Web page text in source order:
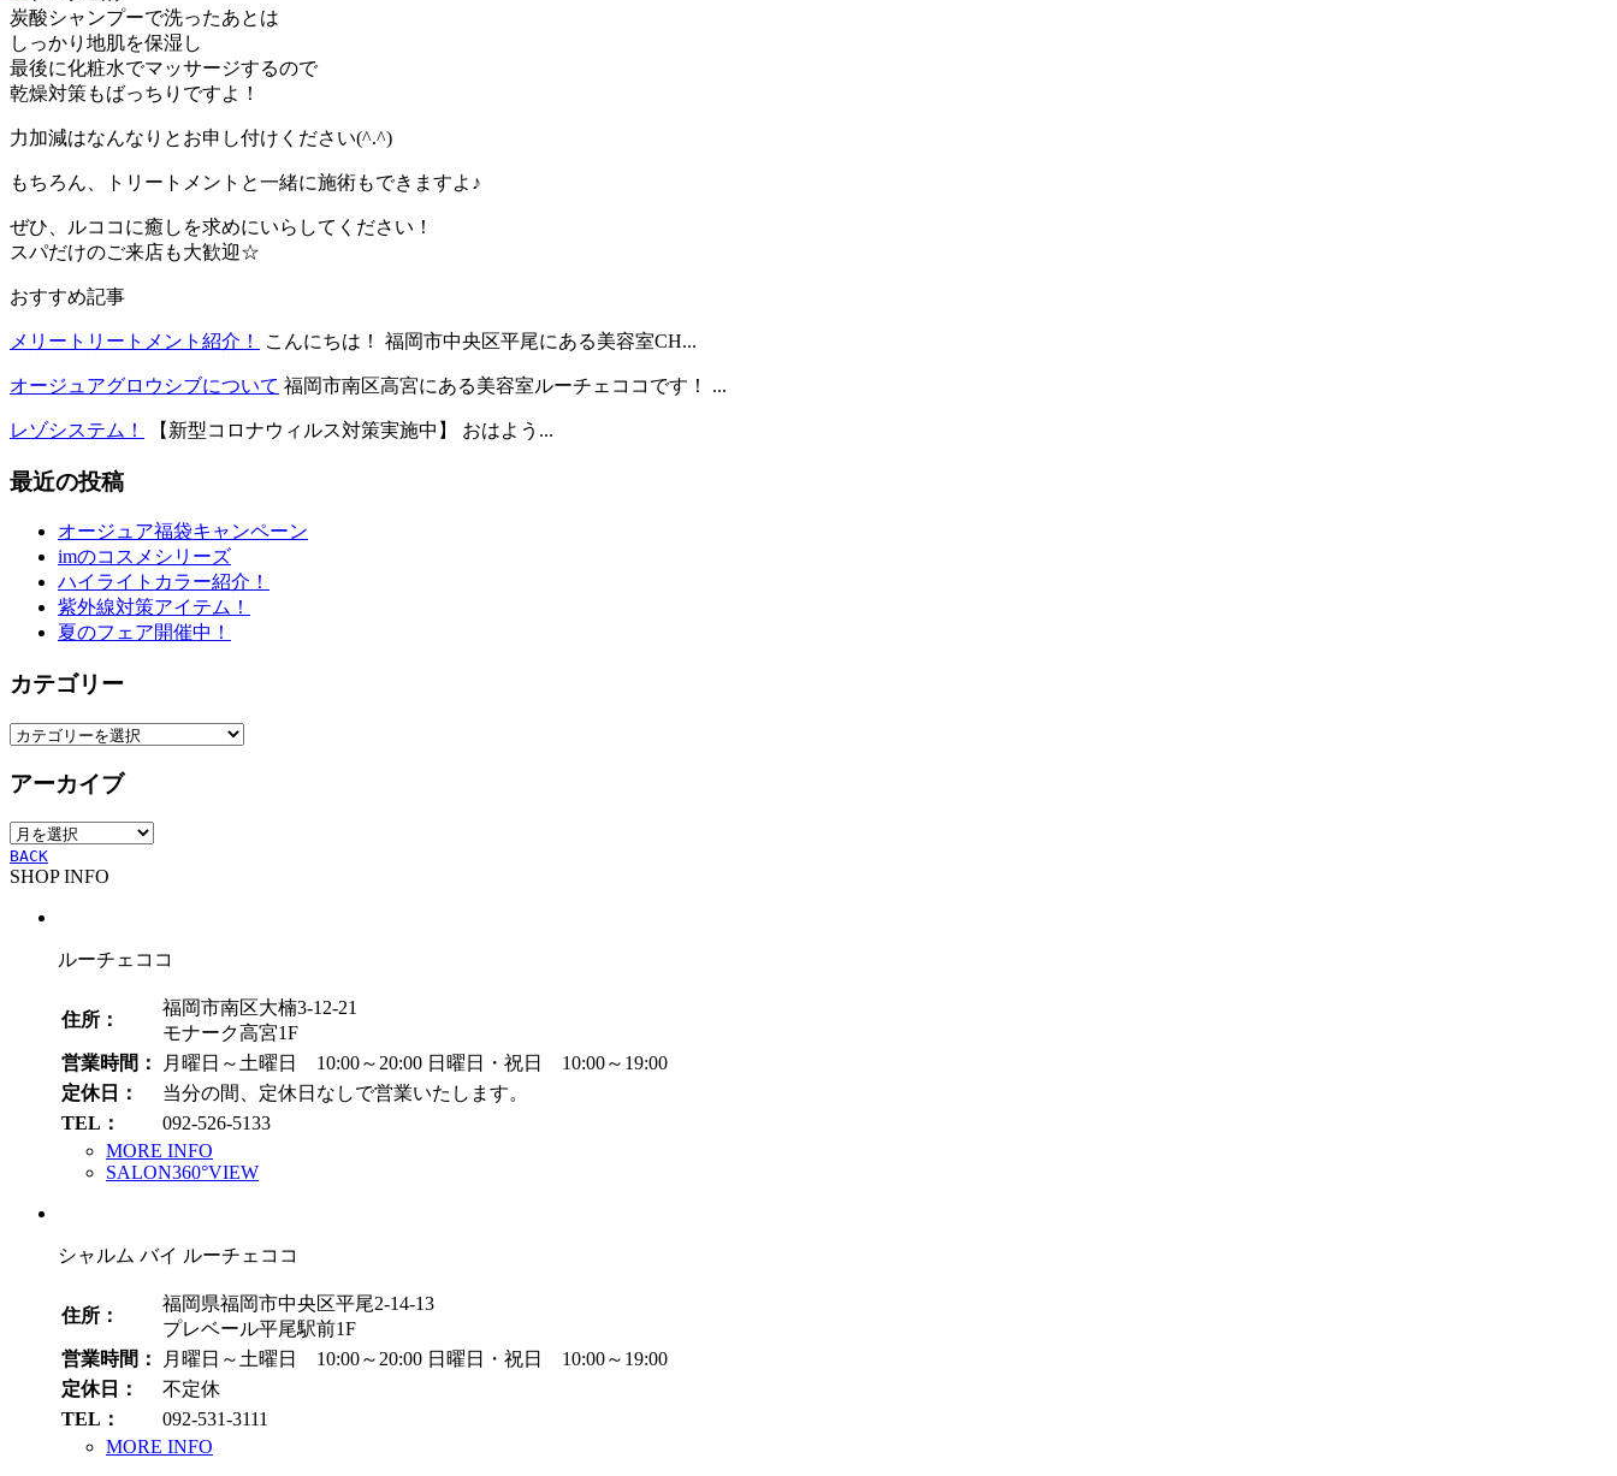
炭酸シャンプーで洗ったあとは
しっかり地肌を保湿し
最後に化粧水でマッサージするので
乾燥対策もばっちりですよ！
力加減はなんなりとお申し付けください(^.^)
もちろん、トリートメントと一緒に施術もできますよ♪
ぜひ、ルココに癒しを求めにいらしてください！
スパだけのご来店も大歓迎☆
おすすめ記事
メリートリートメント紹介！ こんにちは！ 福岡市中央区平尾にある美容室CH...
オージュアグロウシブについて 福岡市南区高宮にある美容室ルーチェココです！ ...
レゾシステム！ 【新型コロナウィルス対策実施中】 おはよう...
最近の投稿
オージュア福袋キャンペーン
imのコスメシリーズ
ハイライトカラー紹介！
紫外線対策アイテム！
夏のフェア開催中！
カテゴリー
カ
ゴ
ー
アーカイブ
ア
ー
カ
BACK
SHOP INFO
ルーチェココ
住所：
福岡市南区大楠3-12-21
モナーク高宮1F
営業時間：
月曜日～土曜日 10:00～20:00 日曜日・祝日 10:00～19:00
定休日：
当分の間、定休日なしで営業いたします。
TEL：
092-526-5133
MORE INFO
SALON360°VIEW
シャルム バイ ルーチェココ
住所：
福岡県福岡市中央区平尾2-14-13
プレベール平尾駅前1F
営業時間：
月曜日～土曜日 10:00～20:00 日曜日・祝日 10:00～19:00
定休日：
不定休
TEL：
092-531-3111
MORE INFO